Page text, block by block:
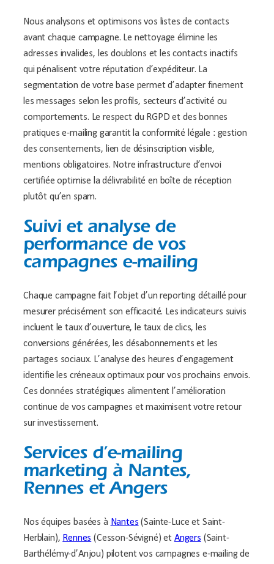
Nous analysons et optimisons vos listes de contacts
avant chaque campagne. Le nettoyage élimine les
adresses invalides, les doublons et les contacts inactifs
qui pénalisent votre réputation d’expéditeur. La
segmentation de votre base permet d’adapter finement
les messages selon les profils, secteurs d’activité ou
comportements. Le respect du RGPD et des bonnes
pratiques e-mailing garantit la conformité légale : gestion
des consentements, lien de désinscription visible,
mentions obligatoires. Notre infrastructure d’envoi
certifiée optimise la délivrabilité en boîte de réception
plutôt qu’en spam.
Suivi et analyse de
performance de vos
campagnes e-mailing
Chaque campagne fait l’objet d’un reporting détaillé pour
mesurer précisément son efficacité. Les indicateurs suivis
incluent le taux d’ouverture, le taux de clics, les
conversions générées, les désabonnements et les
partages sociaux. L’analyse des heures d’engagement
identifie les créneaux optimaux pour vos prochains envois.
Ces données stratégiques alimentent l’amélioration
continue de vos campagnes et maximisent votre retour
sur investissement.
Services d’e-mailing
marketing à Nantes,
Rennes et Angers
Nos équipes basées à Nantes (Sainte-Luce et Saint-
Herblain), Rennes (Cesson-Sévigné) et Angers (Saint-
Barthélémy-d’Anjou) pilotent vos campagnes e-mailing de